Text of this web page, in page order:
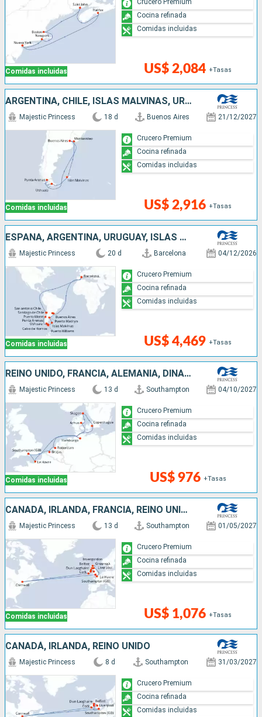
Comidas incluidas US$ 2,084 +Tasas
Crucero Premium
Cocina refinada
Comidas incluidas
ARGENTINA, CHILE, ISLAS MALVINAS, URUGUAY
Comidas incluidas
Majestic Princess 18 d Buenos Aires 21/12/2027
US$ 2,916 +Tasas
Crucero Premium
Cocina refinada
Comidas incluidas
ESPAÑA, ARGENTINA, URUGUAY, ISLAS MALVINAS, CHILE
Comidas incluidas
Majestic Princess 20 d Barcelona 04/12/2026
US$ 4,469 +Tasas
Crucero Premium
Cocina refinada
Comidas incluidas
REINO UNIDO, FRANCIA, ALEMANIA, DINAMARCA, PAISES BAJOS, BÉLGICA
Comidas incluidas
Majestic Princess 13 d Southampton 04/10/2027
US$ 976 +Tasas
Crucero Premium
Cocina refinada
Comidas incluidas
CANADÁ, IRLANDA, FRANCIA, REINO UNIDO
Comidas incluidas
Majestic Princess 13 d Southampton 01/05/2027
US$ 1,076 +Tasas
Crucero Premium
Cocina refinada
Comidas incluidas
CANADÁ, IRLANDA, REINO UNIDO
Majestic Princess 8 d Southampton 31/03/2027
Crucero Premium
Cocina refinada
Comidas incluidas